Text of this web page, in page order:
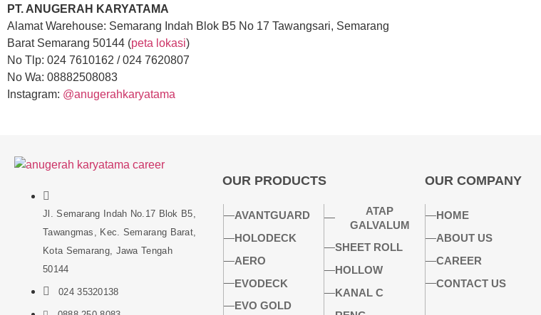
PT. ANUGERAH KARYATAMA
Alamat Warehouse: Semarang Indah Blok B5 No 17 Tawangsari, Semarang
Barat Semarang 50144 (peta lokasi)
No Tlp: 024 7610162 / 024 7620807
No Wa: 08882508083
Instagram: @anugerahkaryatama
Jl. Semarang Indah No.17 Blok B5,
Tawangmas, Kec. Semarang Barat,
Kota Semarang, Jawa Tengah
50144
024 35320138
OUR PRODUCTS OUR COMPANY
AVANTGUARD
HOLODECK
AERO
EVODECK
EVO GOLD
ATAP
GALVALUM
SHEET ROLL
HOLLOW
KANAL C
HOME
ABOUT US
CAREER
CONTACT US